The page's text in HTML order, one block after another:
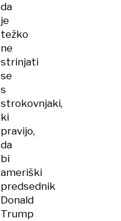
da
je
težko
ne
strinjati
se
s
strokovnjaki,
ki
pravijo,
da
bi
ameriški
predsednik
Donald
Trump